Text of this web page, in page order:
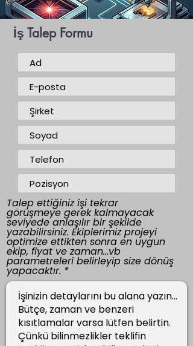
İş Talep Formu
Talep ettiğiniz işi tekrar
görüşmeye gerek kalmayacak
seviyede anlaşılır bir şekilde
yazabilirsiniz. Ekiplerimiz projeyi
optimize ettikten sonra en uygun
ekip, fiyat ve zaman...vb
parametreleri belirleyip size dönüş
yapacaktır.